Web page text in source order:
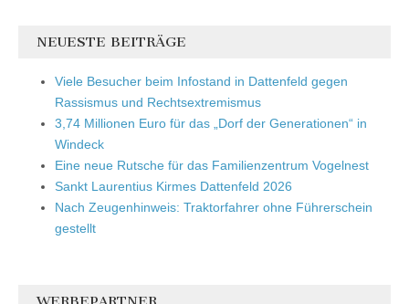
NEUESTE BEITRÄGE
Viele Besucher beim Infostand in Dattenfeld gegen
Rassismus und Rechtsextremismus
3,74 Millionen Euro für das „Dorf der Generationen“ in
Windeck
Eine neue Rutsche für das Familienzentrum Vogelnest
Sankt Laurentius Kirmes Dattenfeld 2026
Nach Zeugenhinweis: Traktorfahrer ohne Führerschein
gestellt